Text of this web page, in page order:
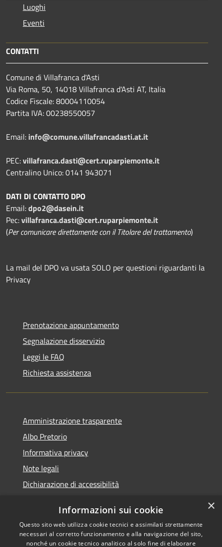
Luoghi
Eventi
CONTATTI
Comune di Villafranca d'Asti
Via Roma, 50, 14018 Villafranca d'Asti AT, Italia
Codice Fiscale: 80004110054
Partita IVA: 00238550057
Email: info@comune.villafrancadasti.at.it
PEC:villafranca.dasti@cert.ruparpiemonte.it
Centralino Unico: 0141 943071
DATI DI CONTATTO DPO
Email:dpo2@dasein.it
Pec:villafranca.dasti@cert.ruparpiemonte.it
(Per comunicare direttamente con il Titolare del trattamento)
La mail del DPO va usata SOLO per questioni riguardanti la
Privacy
Prenotazione appuntamento
Segnalazione disservizio
Leggi le FAQ
Richiesta assistenza
Amministrazione trasparente
Albo Pretorio
Informativa privacy
Note legali
Dichiarazione di accessibilità
RSS
Comune convenzionato
×
Informazioni sui cookie
Questo sito web utilizza cookie tecnici e assimilati strettamente
necessari al corretto funzionamento e alla navigazione del sito,
nonché un cookie tecnico analitico al solo fine di elaborare